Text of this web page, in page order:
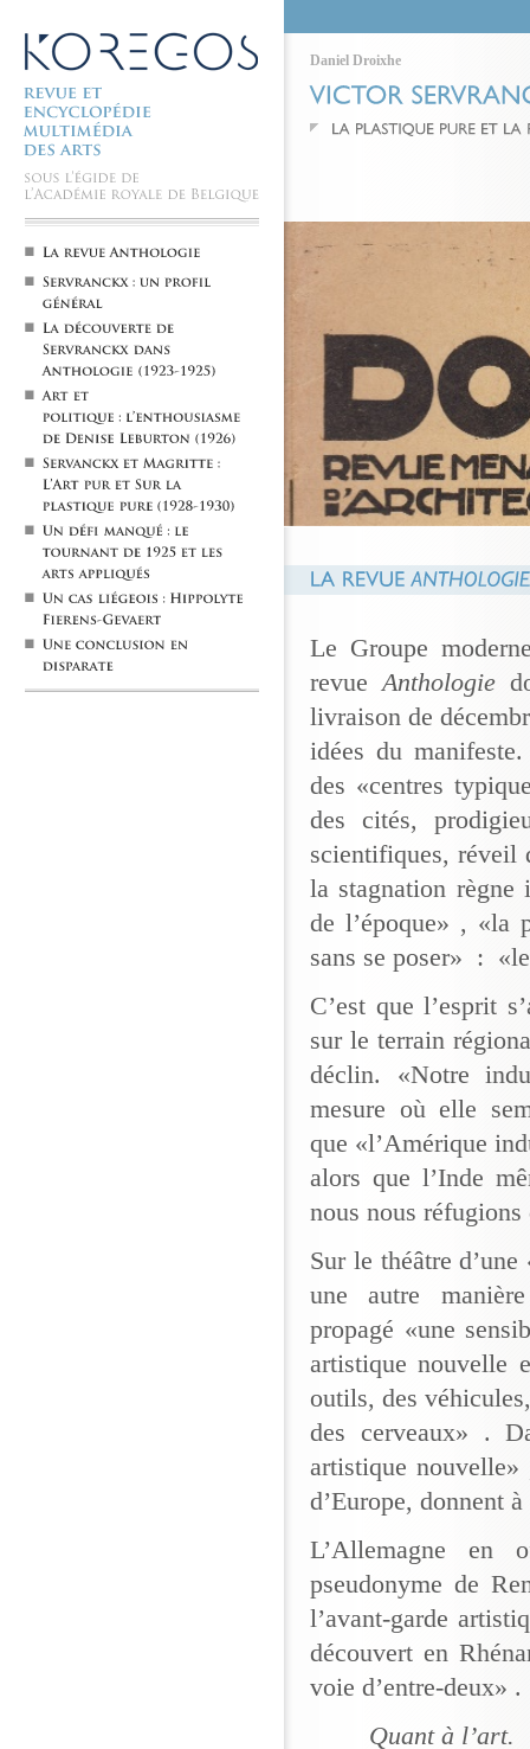
Daniel Droixhe
Le Groupe
revueAnthologie
livraison de
idées du
des «centres
des cités,
scientifiques, réveil
la stagnation
de l’époque» , «la
sans se poser» :
C’est que l’esprit
sur le terrain
déclin. «Notre
mesure où elle
que «l’Amérique
alors que l’Inde
nous nous
Sur le théâtre
une autre
propagé «une
artistique nouvelle
outils, des
des cerveaux» .
artistique
d’Europe, donnent
L’Allemagne en
pseudonyme de
l’avant-garde
découvert en
voie d’entre-deux» .
Quant à l’art.